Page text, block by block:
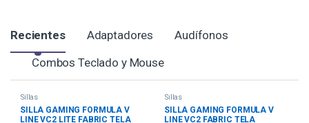
Recientes Adaptadores
Audífonos
Combos Teclado y Mouse
Sillas
SILLA GAMING FORMULA V
LINE VC2 LITE FABRIC TELA
Sillas
SILLA GAMING FORMULA V
LINE VC2 FABRIC TELA